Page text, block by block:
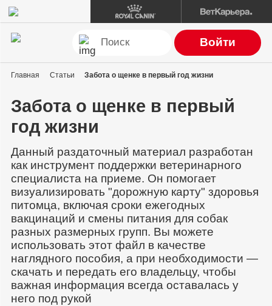
Войти
Главная Статьи Забота о щенке в первый год жизни
Забота о щенке в первый
год жизни
Данный раздаточный материал разработан
как инструмент поддержки ветеринарного
специалиста на приеме. Он помогает
визуализировать "дорожную карту" здоровья
питомца, включая сроки ежегодных
вакцинаций и смены питания для собак
разных размерных групп. Вы можете
использовать этот файл в качестве
наглядного пособия, а при необходимости —
скачать и передать его владельцу, чтобы
важная информация всегда оставалась у
него под рукой